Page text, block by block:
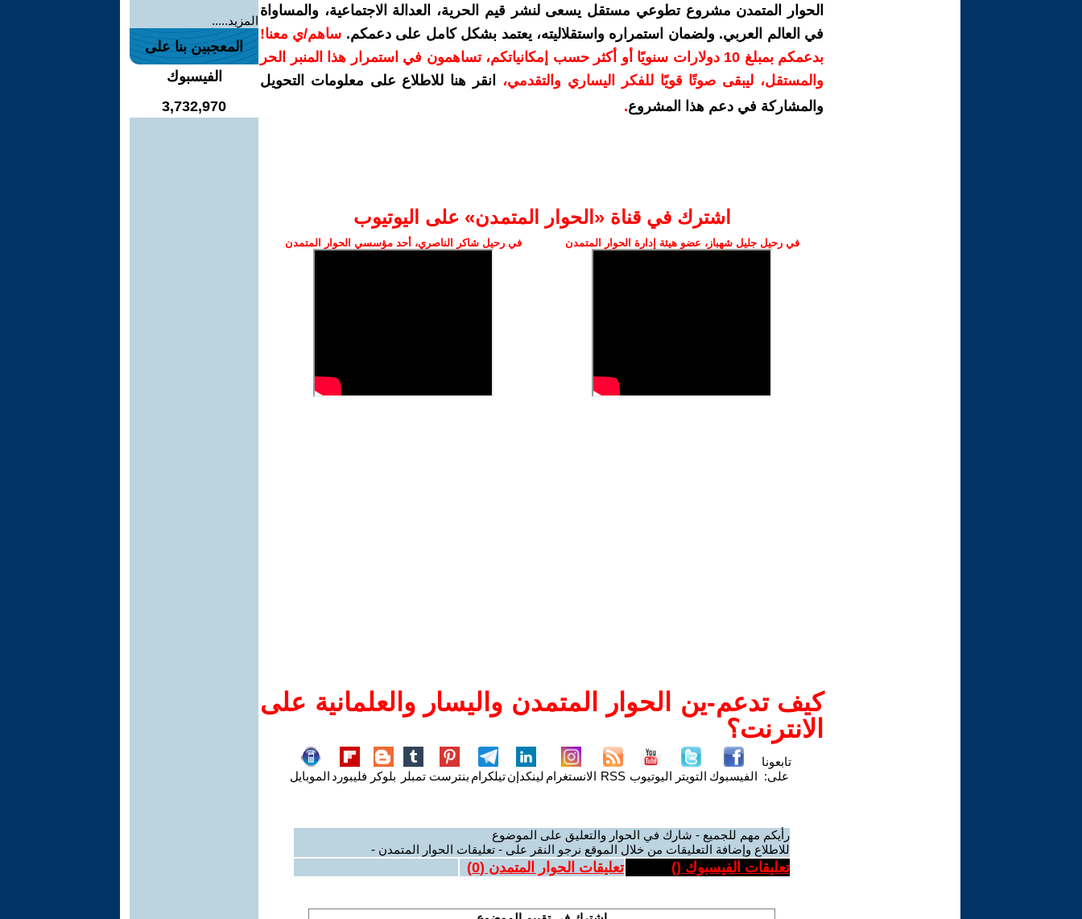
الحوار المتمدن مشروع تطوعي مستقل يسعى لنشر قيم الحرية، العدالة الاجتماعية، والمساواة
في العالم العربي. ولضمان استمراره واستقلاليته، يعتمد بشكل كامل على دعمكم. ساهم/ي معنا!
بدعمكم بمبلغ 10 دولارات سنويًا أو أكثر حسب إمكانياتكم، تساهمون في استمرار هذا المنبر الحر
والمستقل، ليبقى صوتًا قويًا للفكر اليساري والتقدمي،
انقر هنا للاطلاع على معلومات التحويل
والمشاركة في دعم هذا المشروع.
اشترك في قناة ‫«الحوار المتمدن» على اليوتيوب
في رحيل جليل شهباز، عضو هيئة إدارة الحوار المتمدن في رحيل شاكر الناصري، أحد مؤسسي الحوار المتمدن
كيف تدعم-ين الحوار المتمدن واليسار والعلمانية على
الانترنت؟
تابعونا
على: الفيسبوك التويتر اليوتيوب RSS الانستغرام لينكدإنتيلكرام بنترست تمبلر بلوكر فليبورد الموبايل
رأيكم مهم للجميع - شارك في الحوار والتعليق على الموضوع
للاطلاع وإضافة التعليقات من خلال الموقع نرجو النقر على - تعليقات الحوار المتمدن -
تعليقات الفيسبوك () تعليقات الحوار المتمدن (0
)
المزيد.....
المعجبين بنا على
الفيسبوك
3,732,970